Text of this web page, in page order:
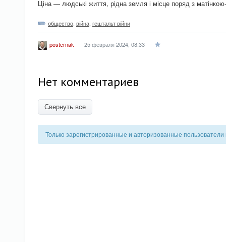
Ціна — людські життя, рідна земля і місце поряд з
общество війна гештальт війни
posternak 25 февраля 2024, 08:33
Нет комментариев
Свернуть все
Только зарегистрированные и авторизованные